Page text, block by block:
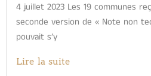
4 juillet 2023 Les 19 communes
seconde version de « Note non
pouvait s’y
Lire la suite